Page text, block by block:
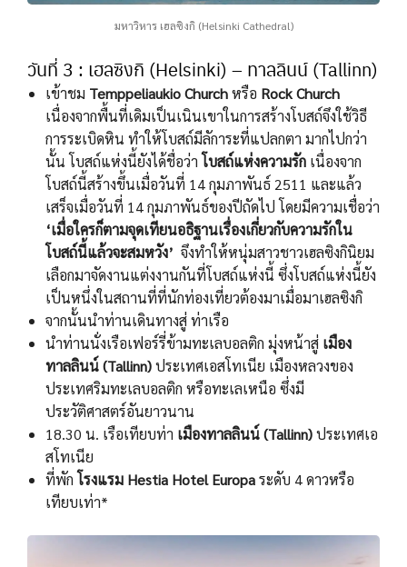
มหาวิหาร เฮลซิงกิ (Helsinki Cathedral)
วันที่ 3 : เฮลซิงกิ (Helsinki) – ทาลลินน์ (Tallinn)
เข้าชม Temppeliaukio Churchหรือ Rock Church
เนื่องจากพื้นที่เดิมเป็นเนินเขาในการสร้างโบสถ์จึงใช้วิธี
การระเบิดหิน ทำให้โบสถ์มีลัการะที่แปลกตา มากไปกว่า
นั้น โบสถ์แห่งนี้ยังได้ชื่อว่าโบสถ์แห่งความรัก เนื่องจาก
โบสถ์นี้สร้างขึ้นเมื่อวันที่ 14 กุมภาพันธ์ 2511 และแล้ว
เสร็จเมื่อวันที่ 14 กุมภาพันธ์ของปีถัดไป โดยมีความเชื่อว่า
‘เมื่อใครก็ตามจุดเทียนอธิฐานเรื่องเกี่ยวกับความรักใน
โบสถ์นี้แล้วจะสมหวัง’ จึงทำให้หนุ่มสาวชาวเฮลซิงกินิยม
เลือกมาจัดงานแต่งงานกันที่โบสถ์แห่งนี้ ซึ่งโบสถ์แห่งนี้ยัง
เป็นหนึ่งในสถานที่ที่นักท่องเที่ยวต้องมาเมื่อมาเฮลซิงกิ
จากนั้นนำท่านเดินทางสู่ ท่าเรือ
นำท่านนั่งเรือเฟอร์รี่ข้ามทะเลบอลติก มุ่งหน้าสู่ เมือง
ทาลลินน์ (Tallinn)ประเทศเอสโทเนีย เมืองหลวงของ
ประเทศริมทะเลบอลติก หรือทะเลเหนือ ซึ่งมี
ประวัติศาสตร์อันยาวนาน
18.30 น. เรือเทียบท่า เมืองทาลลินน์ (Tallinn)ประเทศเอ
สโทเนีย
ที่พักโรงแรม Hestia Hotel Europaระดับ 4 ดาวหรือ
เทียบเท่า*